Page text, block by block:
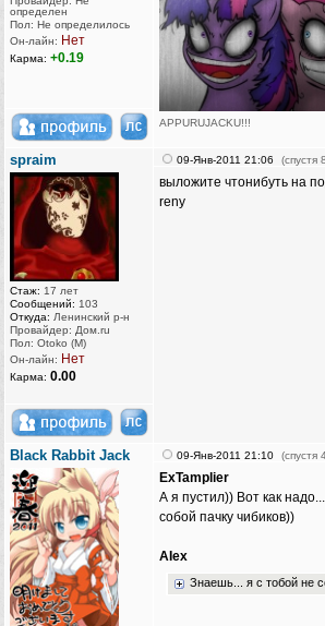
определен
Пол: Не определилось
Он-лайн: Нет
Карма: +0.19
APPURUJACKU!!!
[Touhou Team]
[Kawaii Team]
[Chaotic-Neutral's Team]
spraim
Стаж: 17 лет
Сообщений: 103
Откуда: Ленинский р-н
Провайдер: Дом.ru
Пол: Otoko (M)
Он-лайн: Нет
Карма: 0.00
09-Янв-2011 21:06 (спустя
выложите чтонибуть на
reny
Black Rabbit Jack 09-Янв-2011 21:10 (спустя
ExTamplier
А я пустил)) Вот как
собой пачку чибиков))
AIex
Знаешь... я с тобой не